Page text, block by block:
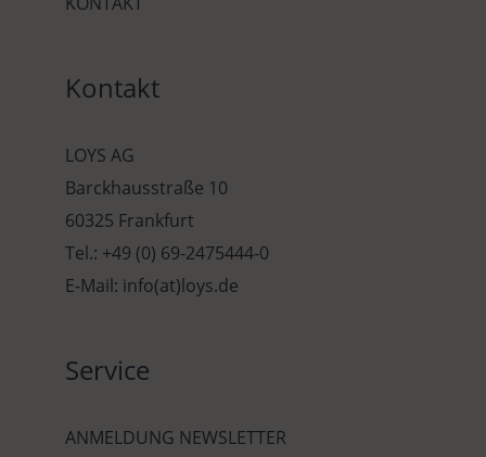
Kontakt
LOYS AG
Barckhausstraße 10
60325 Frankfurt
Tel.: +49 (0) 69-2475444-0
E-Mail: info(at)loys.de
Service
ANMELDUNG NEWSLETTER